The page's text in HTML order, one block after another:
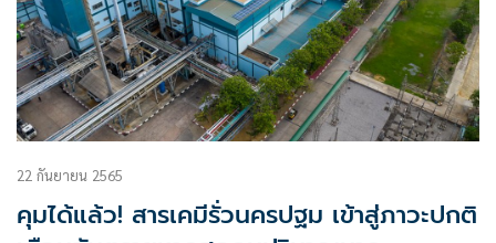
22 กันยายน 2565
คุมได้แล้ว! สารเคมีรั่วนครปฐม เข้าสู่ภาวะปกติ